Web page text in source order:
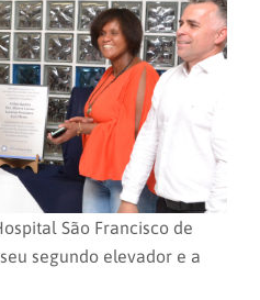
São Francisco de
segundo elevador e a